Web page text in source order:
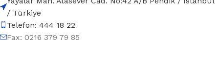
/ Türkiye
Telefon: 444 18 22
Fax: 0216 379 79 85